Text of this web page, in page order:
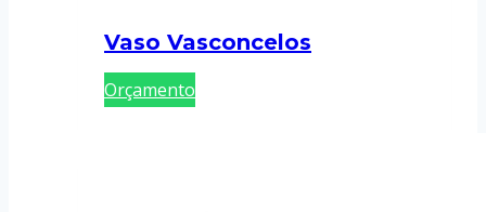
Vaso Vasconcelos
Orçamento